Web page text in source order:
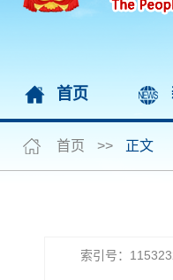
首页
首页 >> 正文
索引号：